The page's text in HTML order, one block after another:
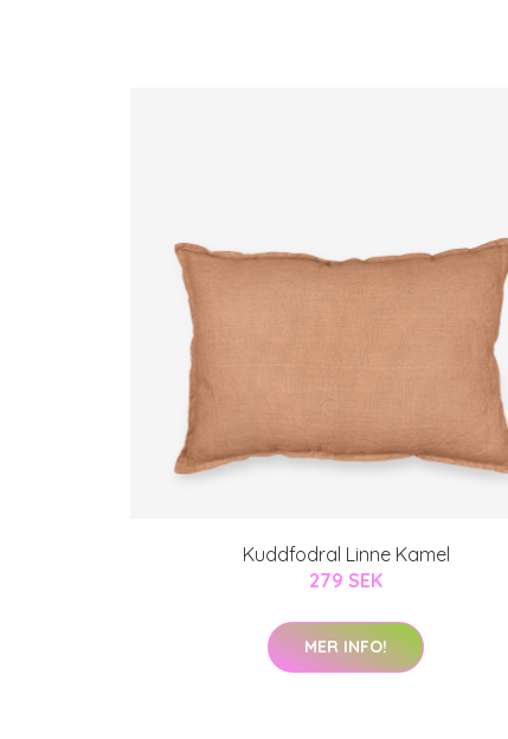
Kuddfodral Linne Kamel
279 SEK
MER INFO!